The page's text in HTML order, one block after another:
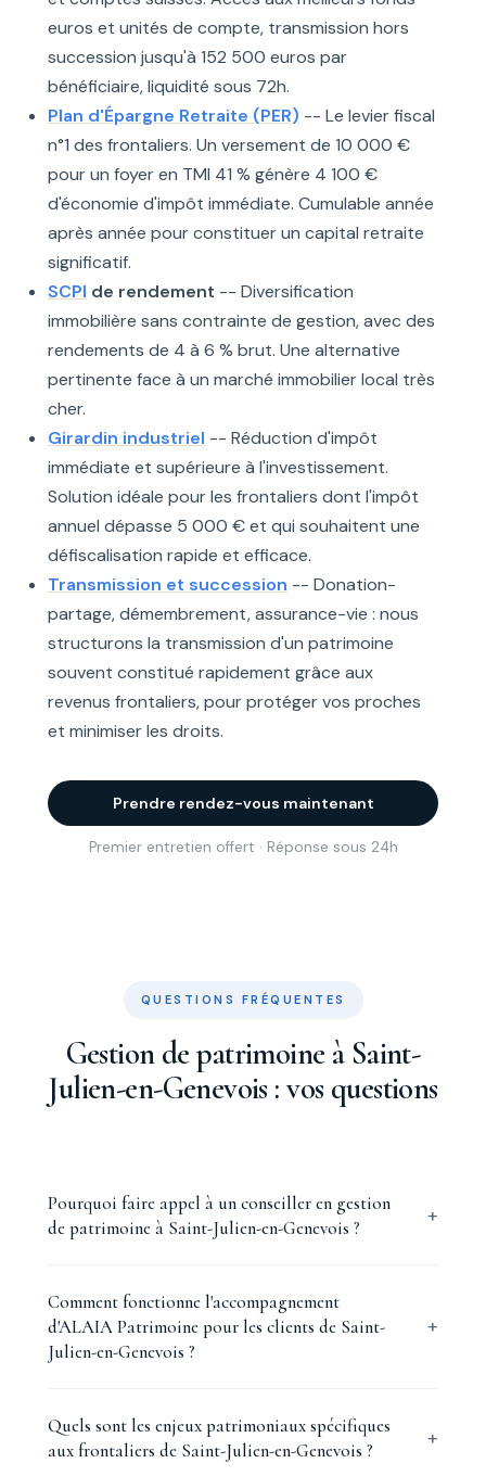
euros et unités de compte, transmission hors
succession jusqu'à 152 500 euros par
bénéficiaire, liquidité sous 72h.
Plan d'Épargne Retraite (PER) -- Le levier fiscal
n°1 des frontaliers. Un versement de 10 000 €
pour un foyer en TMI 41 % génère 4 100 €
d'économie d'impôt immédiate. Cumulable année
après année pour constituer un capital retraite
significatif.
SCPI de rendement -- Diversification
immobilière sans contrainte de gestion, avec des
rendements de 4 à 6 % brut. Une alternative
pertinente face à un marché immobilier local très
cher.
Girardin industriel -- Réduction d'impôt
immédiate et supérieure à l'investissement.
Solution idéale pour les frontaliers dont l'impôt
annuel dépasse 5 000 € et qui souhaitent une
défiscalisation rapide et efficace.
Transmission et succession -- Donation-
partage, démembrement, assurance-vie : nous
structurons la transmission d'un patrimoine
souvent constitué rapidement grâce aux
revenus frontaliers, pour protéger vos proches
et minimiser les droits.
Prendre rendez-vous maintenant
Premier entretien offert · Réponse sous 24h
QUESTIONS FRÉQUENTES
Gestion de patrimoine à Saint-
Julien-en-Genevois : vos questions
Pourquoi faire appel à un conseiller en gestion
de patrimoine à Saint-Julien-en-Genevois ?
Comment fonctionne l'accompagnement
d'ALAIA Patrimoine pour les clients de Saint-
Julien-en-Genevois ?
Quels sont les enjeux patrimoniaux spécifiques
aux frontaliers de Saint-Julien-en-Genevois ?